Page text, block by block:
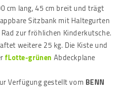
cm lang, 45 cm breit und trägt
Sitzbank mit Haltegurten
zur fröhlichen Kinderkutsche.
weitere 25 kg. Die Kiste und
fLotte-grünenAbdeckplane
Verfügung gestellt vom BENN